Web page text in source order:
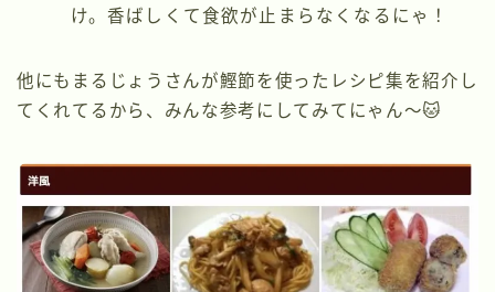
け。香ばしくて食欲が止まらなくなるにゃ！
他にもまるじょうさんが鰹節を使ったレシピ集を紹介し
てくれてるから、みんな参考にしてみてにゃん〜🐱